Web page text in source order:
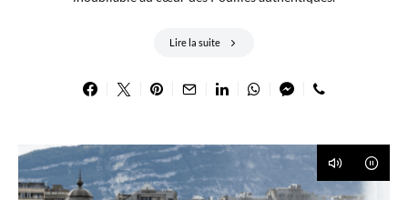
Lire la suite